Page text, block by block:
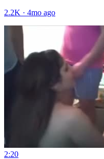
2.2K · 4mo ago
2:20